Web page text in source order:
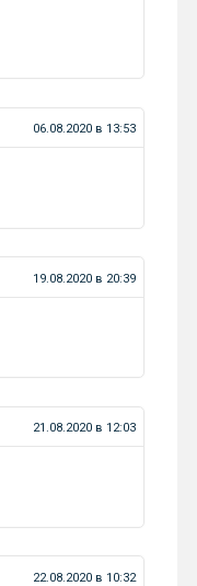
06.08.2020 в 13:53
19.08.2020 в 20:39
21.08.2020 в 12:03
22.08.2020 в 10:32